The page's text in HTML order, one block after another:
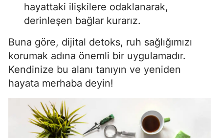
Sivas
Tokat
Trabzon
Şanlıurfa
Uşak
hayattaki ilişkilere odaklanarak,
derinleşen bağlar kurarız.
Buna göre, dijital detoks, ruh sağlığımızı
korumak adına önemli bir uygulamadır.
Kendinize bu alanı tanıyın ve yeniden
hayata merhaba deyin!